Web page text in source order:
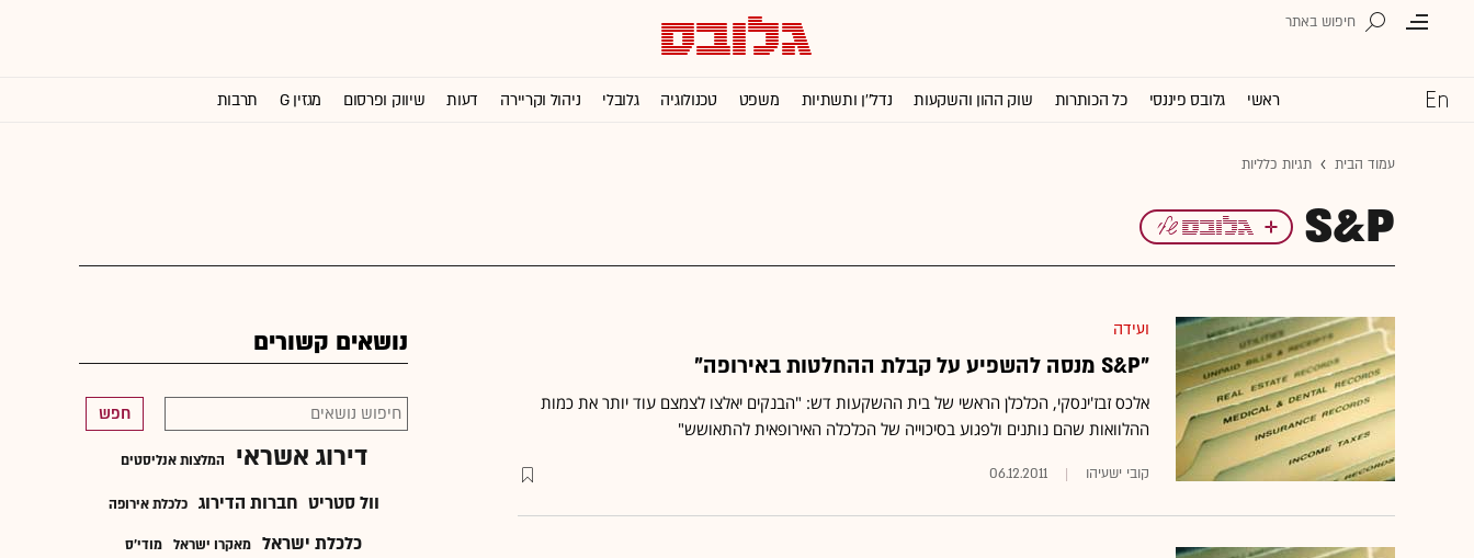
ראשי גלובס פיננסי כל הכותרות שוק ההון והשקעות נדל''ן ותשתיות משפט טכנולוגיה גלובלי ניהול וקריירה דעות שיווק ופרסום מגזין G תרבות
עמוד הבית תגיות כלליות
S&P
ועידה
"S&P מנסה להשפיע על קבלת ההחלטות באירופה"
אלכס זבז'ינסקי, הכלכלן הראשי של בית ההשקעות דש: "הבנקים יאלצו לצמצם עוד יותר את כמות
ההלוואות שהם נותנים ולפגוע בסיכוייה של הכלכלה האירופאית להתאושש"
קובי ישעיהו 06.12.2011
נושאים קשורים
חפש
דירוג אשראי המלצות אנליסטים
וול סטריט חברות הדירוג כלכלת אירופה
כלכלת ישראל מאקרו ישראל מודי'ס